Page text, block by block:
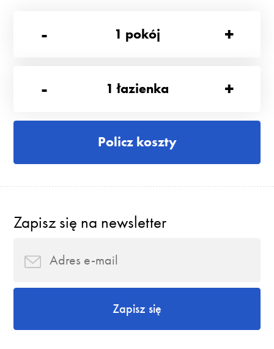
-
1 pokój +
- 1 łazienka +
Policz koszty
Zapisz się na newsletter
Zapisz się